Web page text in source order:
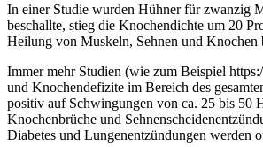
In einer Studie wurden Hühner für zwanzig
beschallte, stieg die Knochendichte um 20
Heilung von Muskeln, Sehnen und Knochen
Immer mehr Studien (wie zum Beispiel
und Knochendefizite im Bereich des
positiv auf Schwingungen von ca. 25 bis 50
Knochenbrüche und
Diabetes und Lungenentzündungen werden